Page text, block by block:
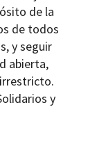
de la
de todos
y seguir
abierta,
y